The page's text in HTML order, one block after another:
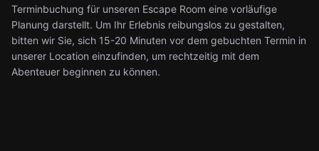
Terminbuchung für unseren Escape Room eine vorläufige
Planung darstellt. Um Ihr Erlebnis reibungslos zu gestalten,
bitten wir Sie, sich 15-20 Minuten vor dem gebuchten Termin in
unserer Location einzufinden, um rechtzeitig mit dem
Abenteuer beginnen zu können.